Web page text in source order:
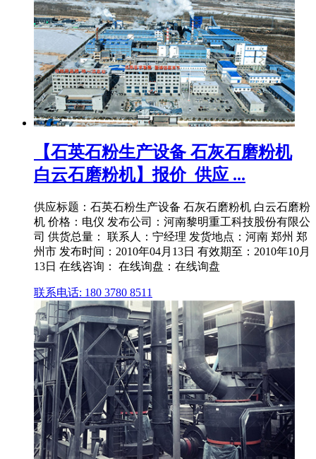
【石英石粉生产设备 石灰石磨粉机
白云石磨粉机】报价_供应 ...
供应标题：石英石粉生产设备 石灰石磨粉机 白云石磨粉
机 价格：电仪 发布公司：河南黎明重工科技股份有限公
司 供货总量： 联系人：宁经理 发货地点：河南 郑州 郑
州市 发布时间：2010年04月13日 有效期至：2010年10月
13日 在线咨询： 在线询盘：在线询盘
联系电话: 180 3780 8511